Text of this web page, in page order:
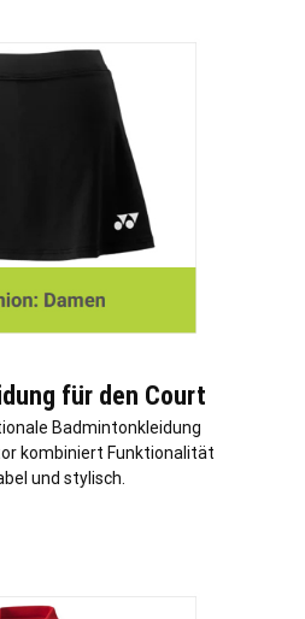
für den Court
Badmintonkleidung
kombiniert Funktionalität
und stylisch.